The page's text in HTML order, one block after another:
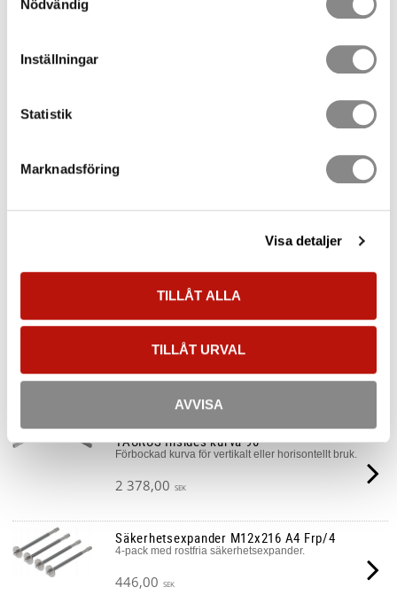
Nödvändig
Inställningar
Statistik
Marknadsföring
Visa detaljer
TILLÅT ALLA
TILLÅT URVAL
AVVISA
Relaterade produkter
Säkerhetsexpander M12x120 A4 Frp/4
2 378,00 SEK
TAURUS Utsides kurva 90°
Förbockad kurva för vertikalt eller horisontellt bruk.
TAURUS Insides kurva 90°
Förbockad kurva för vertikalt eller horisontellt bruk.
2 378,00 SEK
Säkerhetsexpander M12x216 A4 Frp/4
4-pack med rostfria säkerhetsexpander.
446,00 SEK